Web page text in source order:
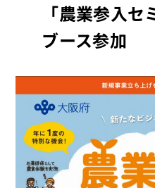
「農業参入セ
ブース参加